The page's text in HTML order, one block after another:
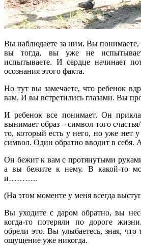
Вы наблюдаете за ним. Вы понимаете,
вы тогда, вы уже не
испытываете. И сердце начинает
осознания этого факта.
Но тут вы замечаете, что ребенок
вам. И вы встретились глазами. Вы
И ребенок все понимает. Он
вынимает образ – символ того
то, который есть у него, но уже нет
символ. Один обратно вводит в себя.
Он бежит к вам с протянутыми
а вы бежите к нему. В какой-то
и………..
(На этом моменте у меня всегда
Вы уходите с даром обратно, вы
когда-то потеряли по дороге
обрели это. Вы улыбаетесь, зная, что
ощущение уже никогда.